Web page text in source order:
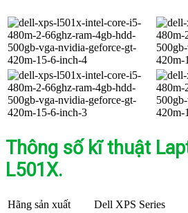
Thông số kĩ thuật
L501X.
Hãng sản xuất
Dell XPS Series